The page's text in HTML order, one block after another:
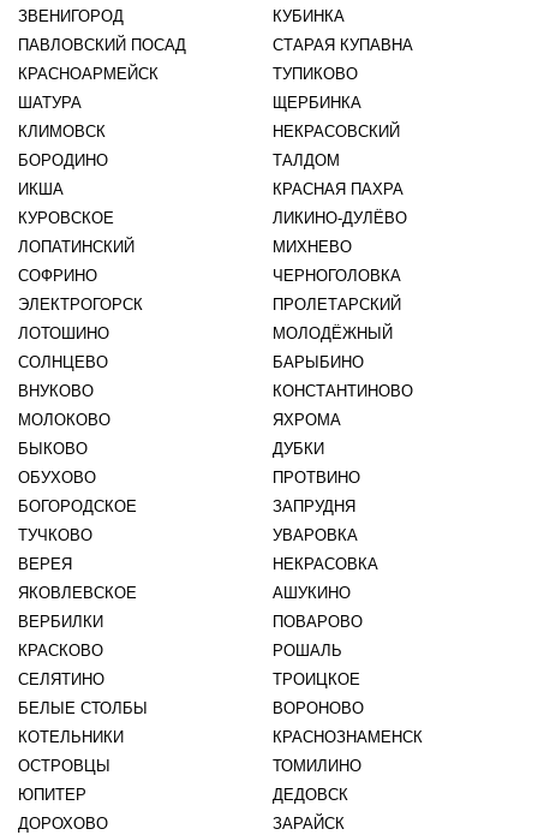
ЗВЕНИГОРОД
КУБИНКА
ПАВЛОВСКИЙ ПОСАД
СТАРАЯ КУПАВНА
КРАСНОАРМЕЙСК
ТУПИКОВО
ШАТУРА
ЩЕРБИНКА
КЛИМОВСК
НЕКРАСОВСКИЙ
БОРОДИНО
ТАЛДОМ
ИКША
КРАСНАЯ ПАХРА
КУРОВСКОЕ
ЛИКИНО-ДУЛЁВО
ЛОПАТИНСКИЙ
МИХНЕВО
СОФРИНО
ЧЕРНОГОЛОВКА
ЭЛЕКТРОГОРСК
ПРОЛЕТАРСКИЙ
ЛОТОШИНО
МОЛОДЁЖНЫЙ
СОЛНЦЕВО
БАРЫБИНО
ВНУКОВО
КОНСТАНТИНОВО
МОЛОКОВО
ЯХРОМА
БЫКОВО
ДУБКИ
ОБУХОВО
ПРОТВИНО
БОГОРОДСКОЕ
ЗАПРУДНЯ
ТУЧКОВО
УВАРОВКА
ВЕРЕЯ
НЕКРАСОВКА
ЯКОВЛЕВСКОЕ
АШУКИНО
ВЕРБИЛКИ
ПОВАРОВО
КРАСКОВО
РОШАЛЬ
СЕЛЯТИНО
ТРОИЦКОЕ
БЕЛЫЕ СТОЛБЫ
ВОРОНОВО
КОТЕЛЬНИКИ
КРАСНОЗНАМЕНСК
ОСТРОВЦЫ
ТОМИЛИНО
ЮПИТЕР
ДЕДОВСК
ДОРОХОВО
ЗАРАЙСК